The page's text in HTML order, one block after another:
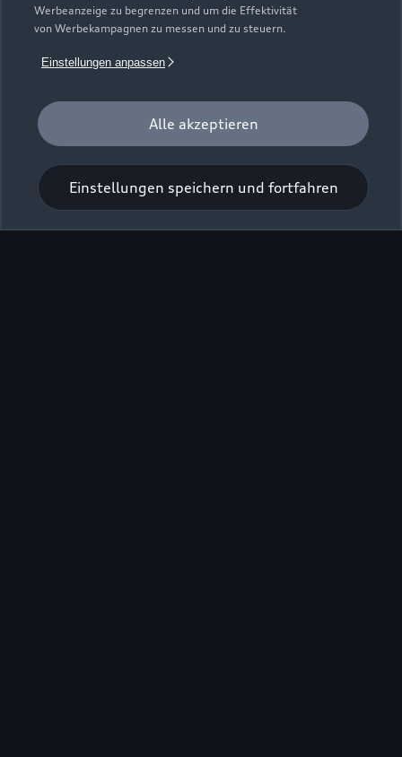
Werbeanzeige zu begrenzen und um die Effektivität
von Werbekampagnen zu messen und zu steuern.
Einstellungen anpassen
Alle akzeptieren
Einstellungen speichern und fortfahren